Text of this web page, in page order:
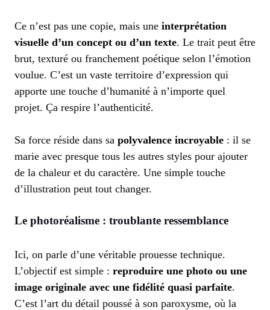
Ce n’est pas une copie, mais une interprétation
visuelle d’un concept ou d’un texte. Le trait peut être
brut, texturé ou franchement poétique selon l’émotion
voulue. C’est un vaste territoire d’expression qui
apporte une touche d’humanité à n’importe quel
projet. Ça respire l’authenticité.
Sa force réside dans sa polyvalence incroyable : il se
marie avec presque tous les autres styles pour ajouter
de la chaleur et du caractère. Une simple touche
d’illustration peut tout changer.
Le photoréalisme : troublante ressemblance
Ici, on parle d’une véritable prouesse technique.
L’objectif est simple : reproduire une photo ou une
image originale avec une fidélité quasi parfaite.
C’est l’art du détail poussé à son paroxysme, où la